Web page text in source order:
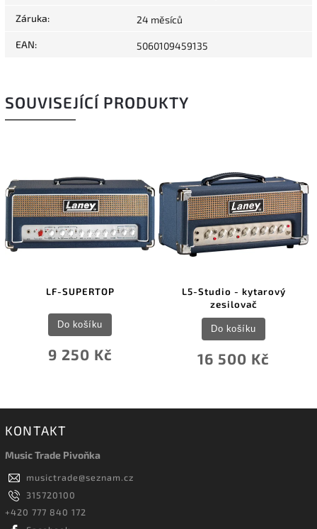
Záruka: 24 měsíců
EAN: 5060109459135
SOUVISEJÍCÍ PRODUKTY
LF-SUPERTOP
9 250 Kč
Do košíku
L5-Studio - kytarový
zesilovač
16 500 Kč
Do košíku
KONTAKT
Music Trade Pivoňka
musictrade@seznam.cz
315720100
+420 777 840 172